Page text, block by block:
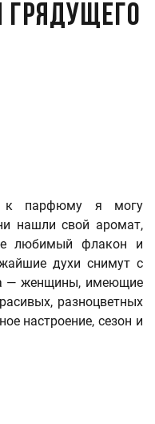
к парфюму я могу
нашли свой аромат,
любимый флакон и
духи снимут с
— женщины, имеющие
разноцветных
настроение, сезон и